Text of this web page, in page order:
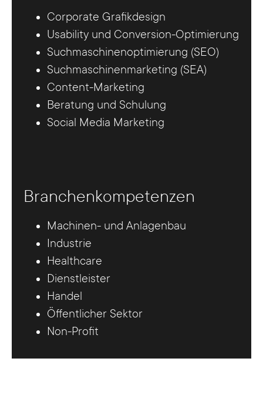
Corporate Grafikdesign
Usability und Conversion-Optimierung
Suchmaschinenoptimierung (SEO)
Suchmaschinenmarketing (SEA)
Content-Marketing
Beratung und Schulung
Social Media Marketing
Branchenkompetenzen
Machinen- und Anlagenbau
Industrie
Healthcare
Dienstleister
Handel
Öffentlicher Sektor
Non-Profit